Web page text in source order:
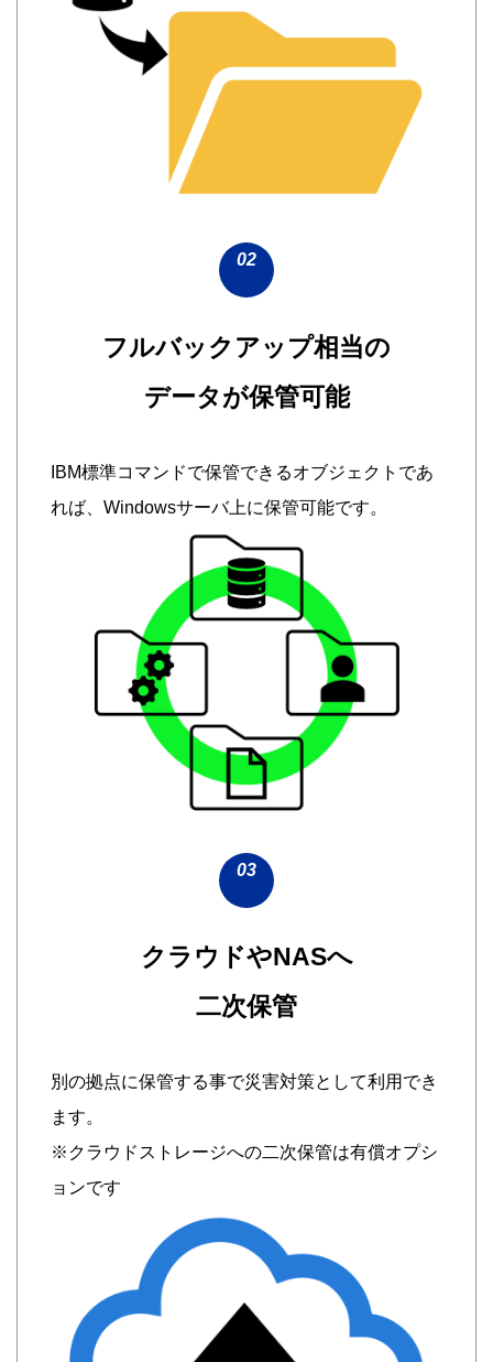
02
フルバックアップ相当の
データが保管可能
IBM標準コマンドで保管できるオブジェクトであ
れば、Windowsサーバ上に保管可能です。
03
クラウドやNASへ
二次保管
別の拠点に保管する事で災害対策として利用でき
ます。
※クラウドストレージへの二次保管は有償オプシ
ョンです